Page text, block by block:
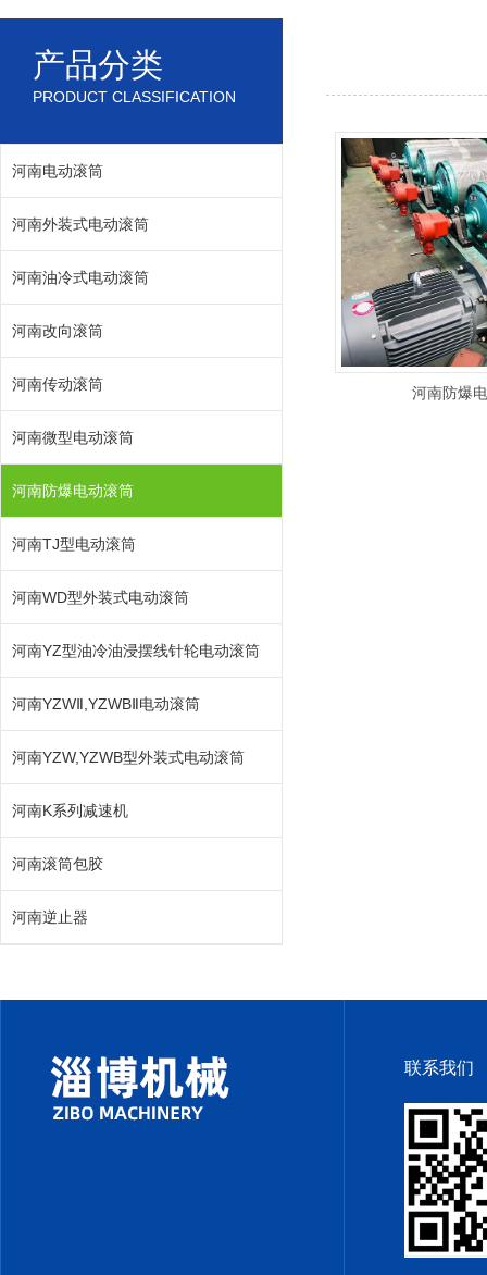
河南防爆
产品分类
PRODUCT CLASSIFICATION
河南电动滚筒
河南外装式电动滚筒
河南油冷式电动滚筒
河南改向滚筒
河南传动滚筒
河南微型电动滚筒
河南防爆电动滚筒
河南TJ型电动滚筒
河南WD型外装式电动滚筒
河南YZ型油冷油浸摆线针轮电动滚筒
河南YZWⅡ,YZWBⅡ电动滚筒
河南YZW,YZWB型外装式电动滚筒
河南K系列减速机
河南滚筒包胶
河南逆止器
联系我们